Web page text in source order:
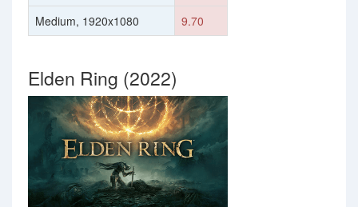
Medium, 1920x1080
9.70
Elden Ring (2022)